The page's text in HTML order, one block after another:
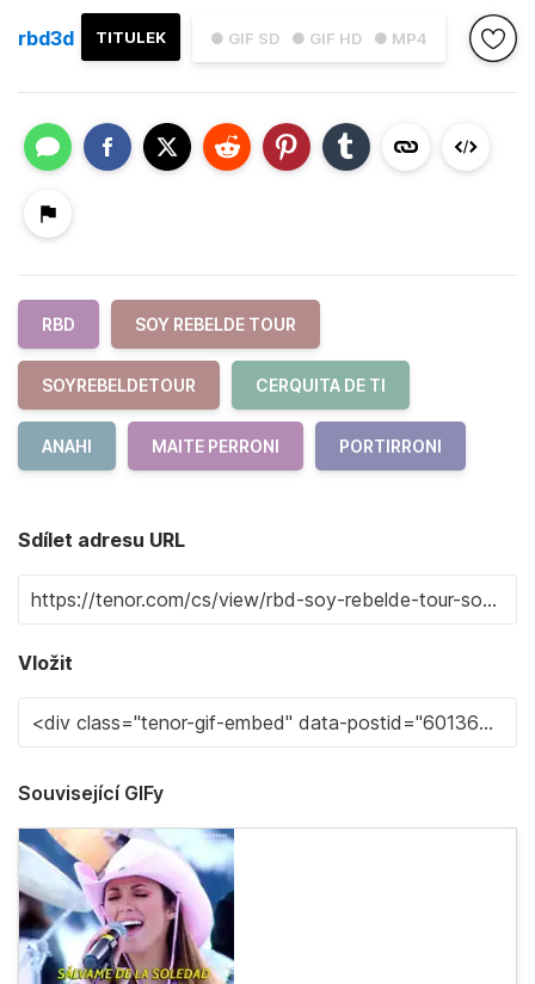
● GIF SD ● GIF HD ● MP4
TITULEK
rbd3d
RBD SOY REBELDE TOUR
SOYREBELDETOUR CERQUITA DE TI
ANAHI MAITE PERRONI PORTIRRONI
Sdílet adresu URL
Vložit
Související GIFy